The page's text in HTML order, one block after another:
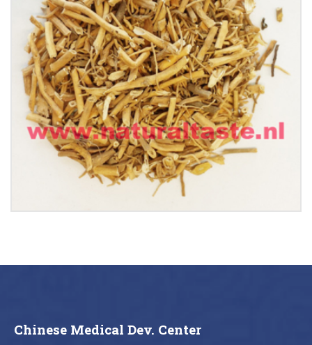
BAI QIAN • Rhizoma Cynanchi Stauntonii
€8.50
Chinese Medical Dev. Center